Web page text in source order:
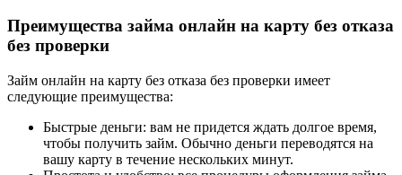
Преимущества займа онлайн на карту без отказа
без проверки
Займ онлайн на карту без отказа без проверки имеет
следующие преимущества:
Быстрые деньги: вам не придется ждать долгое время,
чтобы получить займ. Обычно деньги переводятся на
вашу карту в течение нескольких минут.